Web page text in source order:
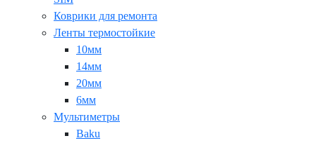
Коврики для ремонта
Ленты термостойкие
10мм
14мм
20мм
6мм
Мультиметры
Baku